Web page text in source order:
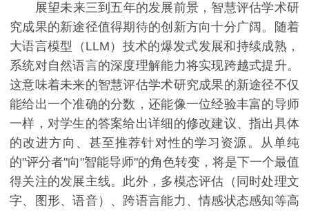
展望未来三到五年的发展前景，智慧评估学术研
究成果的新途径值得期待的创新方向十分广阔。随着
大语言模型（LLM）技术的爆发式发展和持续成熟，
系统对自然语言的深度理解能力将实现跨越式提升。
这意味着未来的智慧评估学术研究成果的新途径不仅
能给出一个准确的分数，还能像一位经验丰富的导师
一样，对学生的答案给出详细的修改建议、指出具体
的改进方向、甚至推荐针对性的学习资源。从单纯
的"评分者"向"智能导师"的角色转变，将是下一个最值
得关注的发展主线。此外，多模态评估（同时处理文
字、图形、语音）、跨语言能力、情感状态感知等高